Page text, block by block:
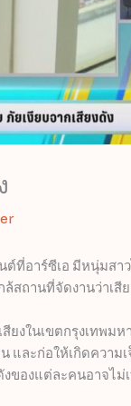
ต์ที่อาร์ซีเอ มีหนุ่มส
สถานที่จัดงานว่าเสี
งในเขตกรุงเทพม
และก่อให้เกิดควา
ของแต่ละคนอาจไ